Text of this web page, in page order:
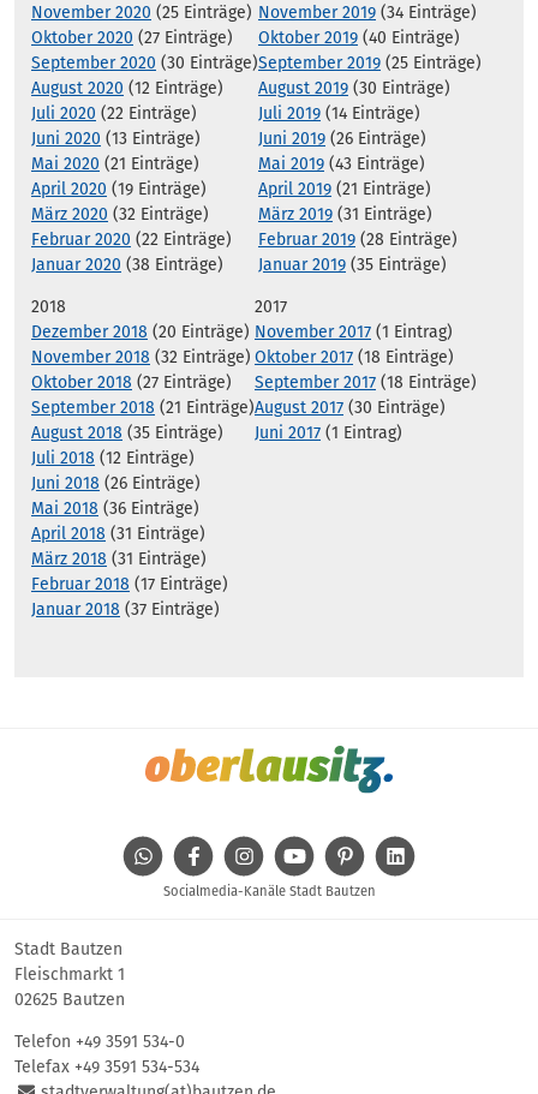
November 2020 (25 Einträge)
Oktober 2020 (27 Einträge)
September 2020 (30 Einträge)
August 2020 (12 Einträge)
Juli 2020 (22 Einträge)
Juni 2020 (13 Einträge)
Mai 2020 (21 Einträge)
April 2020 (19 Einträge)
März 2020 (32 Einträge)
Februar 2020 (22 Einträge)
Januar 2020 (38 Einträge)
November 2019 (34 Einträge)
Oktober 2019 (40 Einträge)
September 2019 (25 Einträge)
August 2019 (30 Einträge)
Juli 2019 (14 Einträge)
Juni 2019 (26 Einträge)
Mai 2019 (43 Einträge)
April 2019 (21 Einträge)
März 2019 (31 Einträge)
Februar 2019 (28 Einträge)
Januar 2019 (35 Einträge)
2018
Dezember 2018 (20 Einträge)
November 2018 (32 Einträge)
Oktober 2018 (27 Einträge)
September 2018 (21 Einträge)
August 2018 (35 Einträge)
Juli 2018 (12 Einträge)
Juni 2018 (26 Einträge)
Mai 2018 (36 Einträge)
April 2018 (31 Einträge)
März 2018 (31 Einträge)
Februar 2018 (17 Einträge)
Januar 2018 (37 Einträge)
2017
November 2017 (1 Eintrag)
Oktober 2017 (18 Einträge)
September 2017 (18 Einträge)
August 2017 (30 Einträge)
Juni 2017 (1 Eintrag)
WhatsAppFacebookInstagramYoutube Pinterest
Socialmedia-Kanäle Stadt Bautzen
Stadt Bautzen
Fleischmarkt 1
02625 Bautzen
Telefon +49 3591 534-0
Telefax +49 3591 534-534